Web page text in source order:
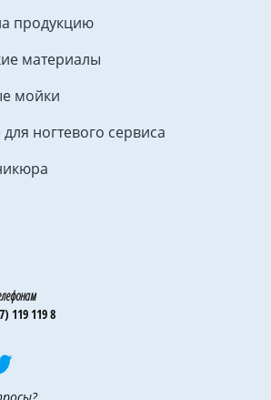
продукцию
материалы
мойки
ногтевого сервиса
119 119 8